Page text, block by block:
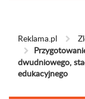
Reklama.pl
dwudniowego,
edukacyjnego